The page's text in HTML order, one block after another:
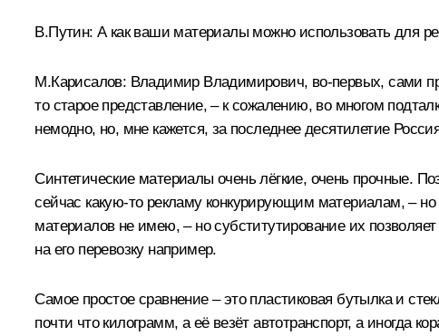
В.Путин: А как ваши материалы можно использовать для
М.Карисалов: Владимир Владимирович, во-первых, сами
то старое представление, – к сожалению, во многом
немодно, но, мне кажется, за последнее десятилетие
Синтетические материалы очень лёгкие, очень прочные.
сейчас какую-то рекламу конкурирующим материалам, –
материалов не имею, – но субститутирование их
на его перевозку например.
Самое простое сравнение – это пластиковая бутылка и
почти что килограмм, а её везёт автотранспорт, а иногда